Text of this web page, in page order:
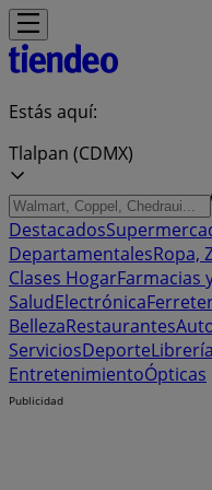
Estás aquí:
Tlalpan (CDMX)
Destacados
DepartamentalesRopa,
Clases HogarFarmacias
SaludElectrónica
BellezaRestaurantes
ServiciosDeporte
EntretenimientoÓpticas
Publicidad